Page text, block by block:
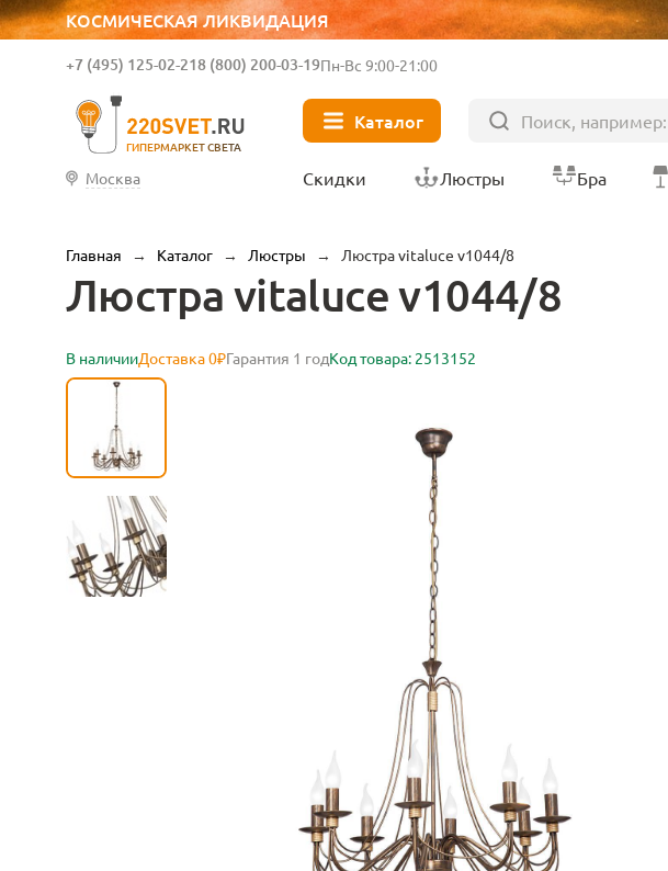
КОСМИЧЕСКАЯ ЛИКВИДАЦИЯ
ГИПЕРМАРКЕТ СВЕТА
+7 (495) 125-02-218 (800) 200-03-19Пн-Вс 9:00-21:00
Каталог
Москва Скидки Люстры Бра
Главная → Каталог → Люстры → Люстра vitaluce v1044/8
Люстра vitaluce v1044/8
В наличииДоставка 0₽Гарантия 1 годКод товара: 2513152